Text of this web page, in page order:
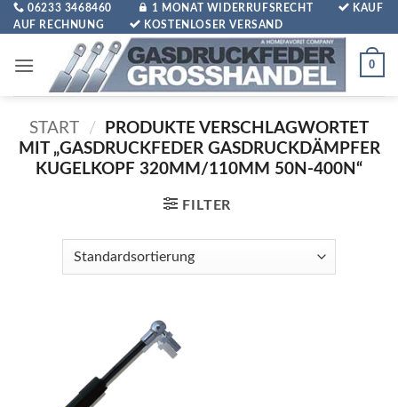
Zum
Inhalt
06233 3468460 1 MONAT WIDERRUFSRECHT
KAUF
AUF RECHNUNG
KOSTENLOSER VERSAND
0
START /
PRODUKTE VERSCHLAGWORTET
MIT „GASDRUCKFEDER GASDRUCKDÄMPFER
KUGELKOPF 320MM/110MM 50N-400N“
FILTER